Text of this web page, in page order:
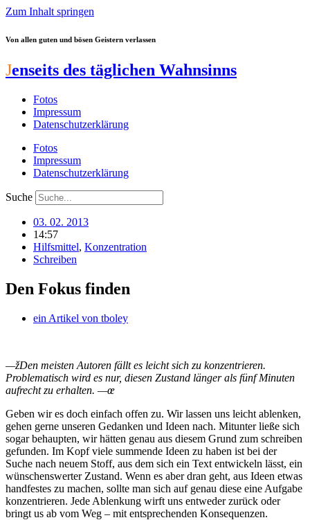
Zum Inhalt springen
Von allen guten und bösen Geistern verlassen
Jenseits des täglichen Wahnsinns
Fotos
Impressum
Datenschutzerklärung
Fotos
Impressum
Datenschutzerklärung
Suche
03. 02. 2013
14:57
Hilfsmittel, Konzentration
Schreiben
Den Fokus finden
ein Artikel von tboley
—žDen meisten Autoren fällt es leicht sich zu konzentrieren.
Problematisch wird es nur, diesen Zustand länger als fünf Minuten
aufrecht zu erhalten. —œ
Geben wir es doch einfach offen zu. Wir lassen uns leicht ablenken,
gehen gerne unseren Gedanken und Ideen nach. Mitunter ließe sich
sogar behaupten, wir hätten genau aus diesem Grund zum schreiben
gefunden. Im Kopf viele summende Ideen zu haben ist bei der
Suche nach neuem Stoff, aus dem sich ein Text entwickeln lässt, ein
wünschenswerter Zustand. Wenn es aber dran geht, aus Ideen etwas
handfestes zu machen, sollte man sich auf genau diese eine Aufgabe
konzentrieren. Jede Ablenkung wirft uns entweder zurück oder
bringt us ab vom Weg – mit entsprechenden Konsequenzen.